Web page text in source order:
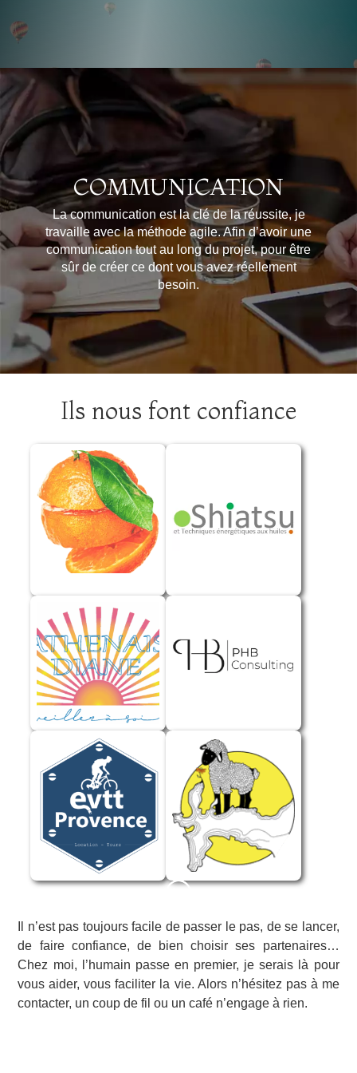
COMMUNICATION
La communication est la clé de la réussite, je
travaille avec la méthode agile. Afin d’avoir une
communication tout au long du projet, pour être
sûr de créer ce dont vous avez réellement
besoin.
Ils nous font confiance
Il n’est pas toujours facile de passer le pas, de se lancer,
de faire confiance, de bien choisir ses partenaires…
Chez moi, l’humain passe en premier, je serais là pour
vous aider, vous faciliter la vie. Alors n’hésitez pas à me
contacter, un coup de fil ou un café n’engage à rien.